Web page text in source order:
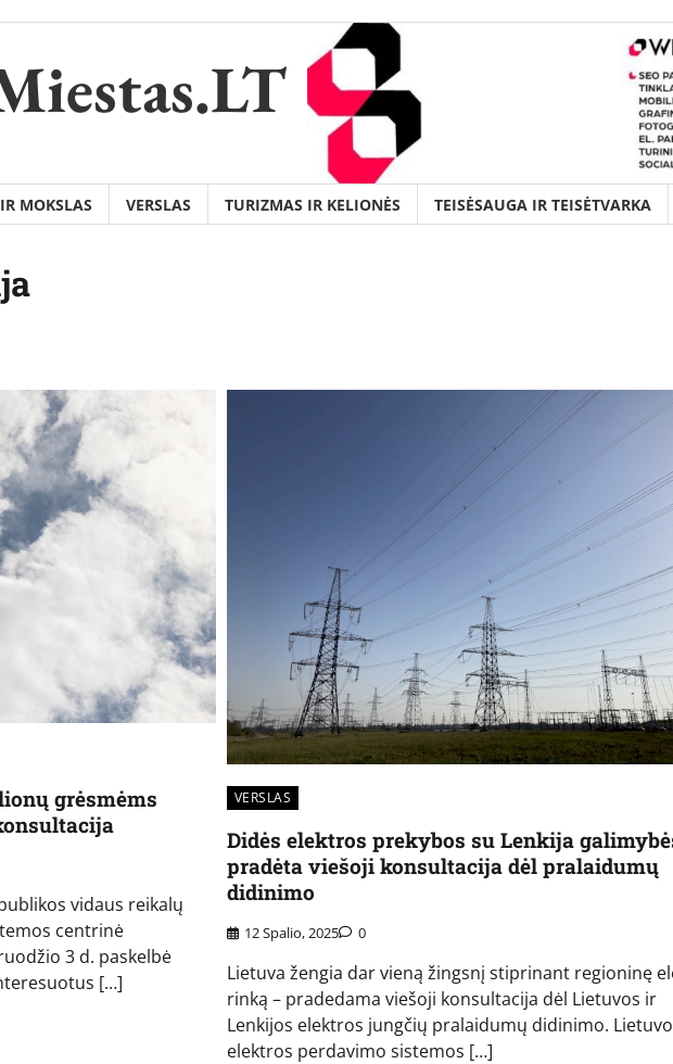
MOKSLAS VERSLAS TURIZMAS IR KELIONĖS TEISĖSAUGA IR TEISĖTVARKA
grėsmėms
vidaus reikalų
centrinė
3 d. paskelbė
[…]
VERSLAS
Didės elektros prekybos su Lenkija
pradėta viešoji konsultacija dėl pralaidumų
didinimo
12 Spalio, 2025 0
Lietuva žengia dar vieną žingsnį stiprinant regioninę
rinką – pradedama viešoji konsultacija dėl Lietuvos ir
Lenkijos elektros jungčių pralaidumų didinimo.
elektros perdavimo sistemos […]